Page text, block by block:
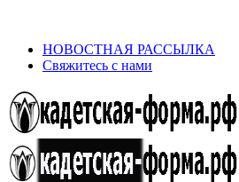
НОВОСТНАЯ РАССЫЛКА
Свяжитесь с нами